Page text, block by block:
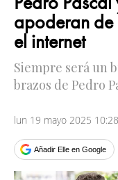
apoderan de
el internet
Siempre será un
brazos de Pedro
lun 19 mayo 2025
Añadir Elle en Google